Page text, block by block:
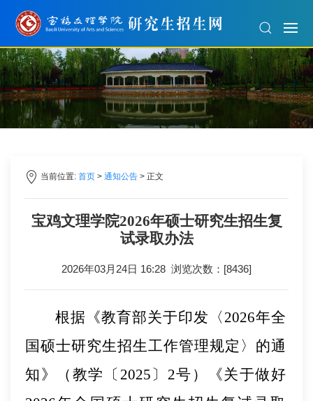
当前位置: 首页 > 通知公告 > 正文
宝鸡文理学院2026年硕士研究生招生复
试录取办法
2026年03月24日 16:28 浏览次数：[8436]
根据《教育部关于印发〈 2026年全
国硕士研究生招生工作管理规定〉的通
知》（教学〔 2025 〕 2号）《关于做好